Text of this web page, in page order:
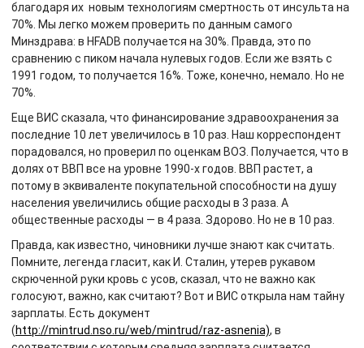
благодаря их новым технологиям смертность от инсульта на
70%. Мы легко можем проверить по данным самого
Минздрава: в HFADB получается на 30%. Правда, это по
сравнению с пиком начала нулевых годов. Если же взять с
1991 годом, то получается 16%. Тоже, конечно, немало. Но не
70%.
Еще ВИС сказала, что финансирование здравоохранения за
последние 10 лет увеличилось в 10 раз. Наш корреспондент
порадовался, но проверил по оценкам ВОЗ. Получается, что в
долях от ВВП все на уровне 1990-х годов. ВВП растет, а
потому в эквиваленте покупательной способности на душу
населения увеличились общие расходы в 3 раза. А
общественные расходы — в 4 раза. Здорово. Но не в 10 раз.
Правда, как известно, чиновники лучше знают как считать.
Помните, легенда гласит, как И. Сталин, утерев рукавом
скрюченной руки кровь с усов, сказал, что не важно как
голосуют, важно, как считают? Вот и ВИС открыла нам тайну
зарплаты. Есть документ
(http://mintrud.nso.ru/web/mintrud/raz-asnenia), в